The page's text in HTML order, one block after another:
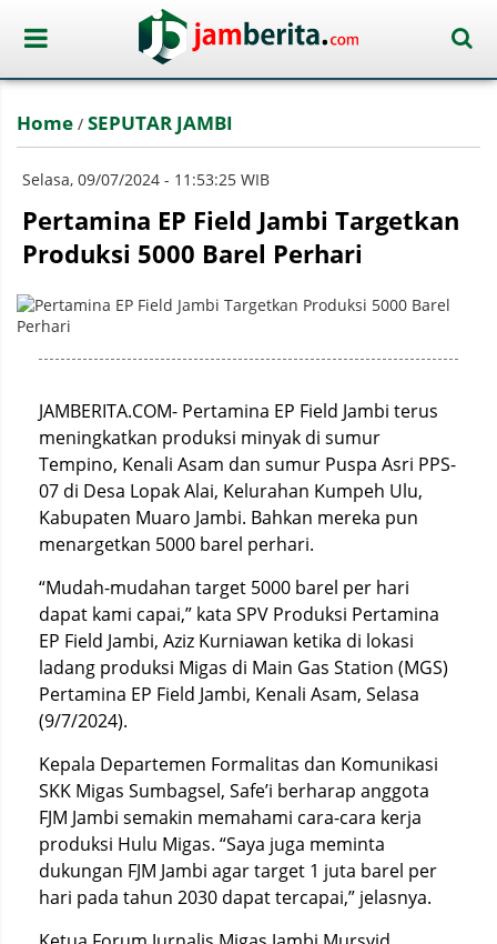
Home / SEPUTAR JAMBI
Selasa, 09/07/2024 - 11:53:25 WIB
Pertamina EP Field Jambi Targetkan
Produksi 5000 Barel Perhari
JAMBERITA.COM- Pertamina EP Field Jambi terus
meningkatkan produksi minyak di sumur
Tempino, Kenali Asam dan sumur Puspa Asri PPS-
07 di Desa Lopak Alai, Kelurahan Kumpeh Ulu,
Kabupaten Muaro Jambi. Bahkan mereka pun
menargetkan 5000 barel perhari.
“Mudah-mudahan target 5000 barel per hari
dapat kami capai,” kata SPV Produksi Pertamina
EP Field Jambi, Aziz Kurniawan ketika di lokasi
ladang produksi Migas di Main Gas Station (MGS)
Pertamina EP Field Jambi, Kenali Asam, Selasa
(9/7/2024).
Kepala Departemen Formalitas dan Komunikasi
SKK Migas Sumbagsel, Safe’i berharap anggota
FJM Jambi semakin memahami cara-cara kerja
produksi Hulu Migas. “Saya juga meminta
dukungan FJM Jambi agar target 1 juta barel per
hari pada tahun 2030 dapat tercapai,” jelasnya.